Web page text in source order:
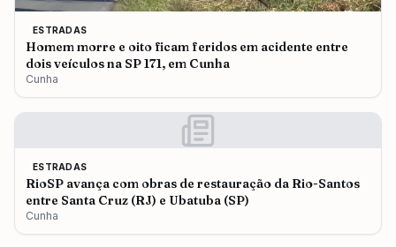
ESTRADAS
Homem morre e oito ficam feridos em acidente entre
dois veículos na SP 171, em Cunha
Cunha
ESTRADAS
RioSP avança com obras de restauração da Rio-Santos
entre Santa Cruz (RJ) e Ubatuba (SP)
Cunha